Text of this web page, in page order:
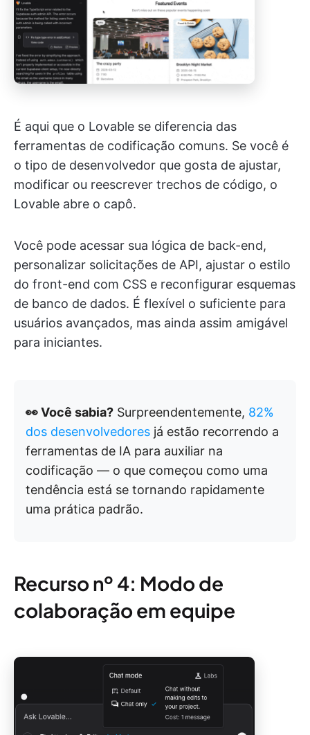
É aqui que o Lovable se diferencia das
ferramentas de codificação comuns. Se você é
o tipo de desenvolvedor que gosta de ajustar,
modificar ou reescrever trechos de código, o
Lovable abre o capô.
Você pode acessar sua lógica de back-end,
personalizar solicitações de API, ajustar o estilo
do front-end com CSS e reconfigurar esquemas
de banco de dados. É flexível o suficiente para
usuários avançados, mas ainda assim amigável
para iniciantes.
👀 Você sabia? Surpreendentemente, 82%
dos desenvolvedores já estão recorrendo a
ferramentas de IA para auxiliar na
codificação — o que começou como uma
tendência está se tornando rapidamente
uma prática padrão.
Recurso nº 4: Modo de
colaboração em equipe